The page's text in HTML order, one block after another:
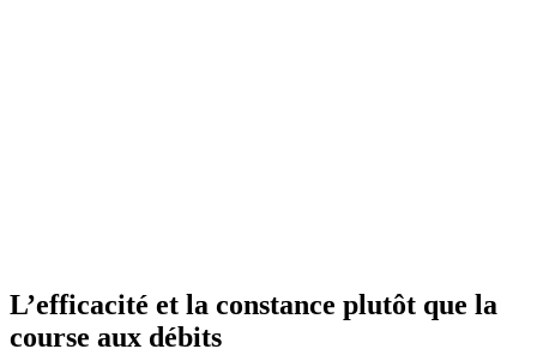
L’efficacité et la constance plutôt que la
course aux débits